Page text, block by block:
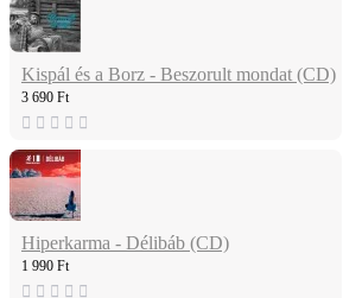
Kispál és a Borz - Beszorult mondat (CD)
3 690 Ft
Hiperkarma - Délibáb (CD)
1 990 Ft